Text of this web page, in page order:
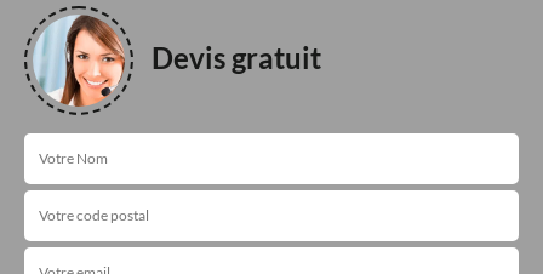
Devis gratuit